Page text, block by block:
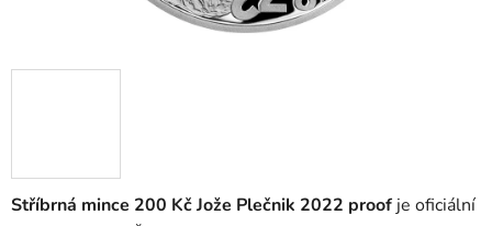
Stříbrná mince 200 Kč Jože Plečnik 2022 proof je oficiální